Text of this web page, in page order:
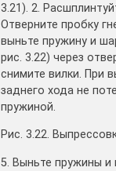
3.21). 2.
Отверните пробку
выньте пружину и
рис. 3.22) через
снимите вилки. При
заднего хода не
пружиной.
Рис. 3.22.
5. Выньте пружины